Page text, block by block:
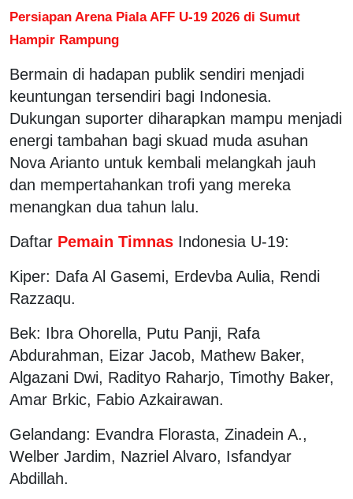
Persiapan Arena Piala AFF U-19 2026 di Sumut
Hampir Rampung
Bermain di hadapan publik sendiri menjadi
keuntungan tersendiri bagi Indonesia.
Dukungan suporter diharapkan mampu menjadi
energi tambahan bagi skuad muda asuhan
Nova Arianto untuk kembali melangkah jauh
dan mempertahankan trofi yang mereka
menangkan dua tahun lalu.
Daftar Pemain Timnas Indonesia U-19:
Kiper: Dafa Al Gasemi, Erdevba Aulia, Rendi
Razzaqu.
Bek: Ibra Ohorella, Putu Panji, Rafa
Abdurahman, Eizar Jacob, Mathew Baker,
Algazani Dwi, Radityo Raharjo, Timothy Baker,
Amar Brkic, Fabio Azkairawan.
Gelandang: Evandra Florasta, Zinadein A.,
Welber Jardim, Nazriel Alvaro, Isfandyar
Abdillah.